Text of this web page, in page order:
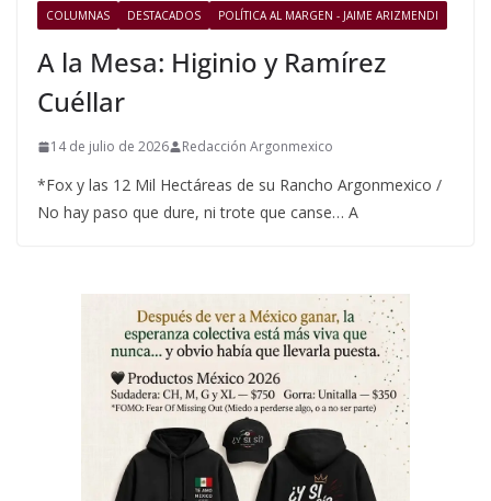
COLUMNAS DESTACADOS POLÍTICA AL MARGEN - JAIME ARIZMENDI
A la Mesa: Higinio y Ramírez
Cuéllar
14 de julio de 2026 Redacción Argonmexico
*Fox y las 12 Mil Hectáreas de su Rancho Argonmexico /
No hay paso que dure, ni trote que canse… A